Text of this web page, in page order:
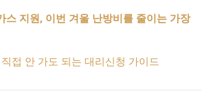
스 지원, 이번 겨울 난방비를 줄이는 가장
접 안 가도 되는 대리신청 가이드